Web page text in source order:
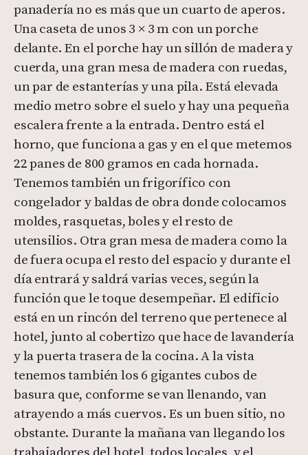
panadería no es más que un cuarto de aperos.
Una caseta de unos 3 × 3 m con un porche
delante. En el porche hay un sillón de madera y
cuerda, una gran mesa de madera con ruedas,
un par de estanterías y una pila. Está elevada
medio metro sobre el suelo y hay una pequeña
escalera frente a la entrada. Dentro está el
horno, que funciona a gas y en el que metemos
22 panes de 800 gramos en cada hornada.
Tenemos también un frigorífico con
congelador y baldas de obra donde colocamos
moldes, rasquetas, boles y el resto de
utensilios. Otra gran mesa de madera como la
de fuera ocupa el resto del espacio y durante el
día entrará y saldrá varias veces, según la
función que le toque desempeñar. El edificio
está en un rincón del terreno que pertenece al
hotel, junto al cobertizo que hace de lavandería
y la puerta trasera de la cocina. A la vista
tenemos también los 6 gigantes cubos de
basura que, conforme se van llenando, van
atrayendo a más cuervos. Es un buen sitio, no
obstante. Durante la mañana van llegando los